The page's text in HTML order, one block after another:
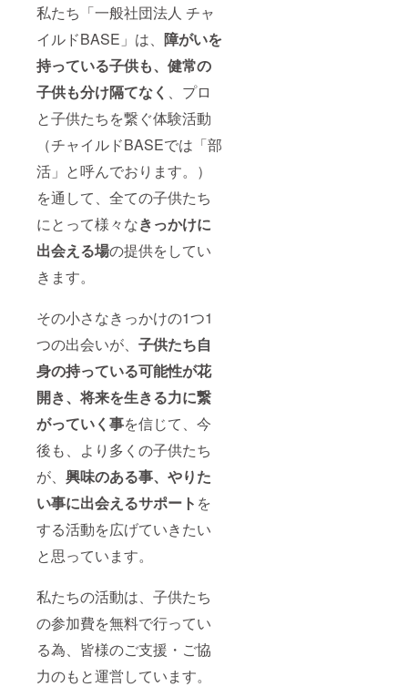
私たち「一般社団法人 チャ
イルドBASE」は、 障がいを
持っている子供も、健常の
子供も分け隔てなく 、プロ
と子供たちを繋ぐ体験活動
（チャイルドBASEでは「部
活」と呼んでおります。）
を通して、全ての子供たち
にとって様々なきっかけに
出会える場の提供をしてい
きます。
その小さなきっかけの1つ1
つの出会いが、 子供たち自
身の持っている可能性が花
開き、将来を生きる力に繋
がっていく事を信じて、今
後も、より多くの子供たち
が、 興味のある事、やりた
い事に出会えるサポート を
する活動を広げていきたい
と思っています。
私たちの活動は、子供たち
の参加費を無料で行ってい
る為、皆様のご支援・ご協
力のもと運営しています。